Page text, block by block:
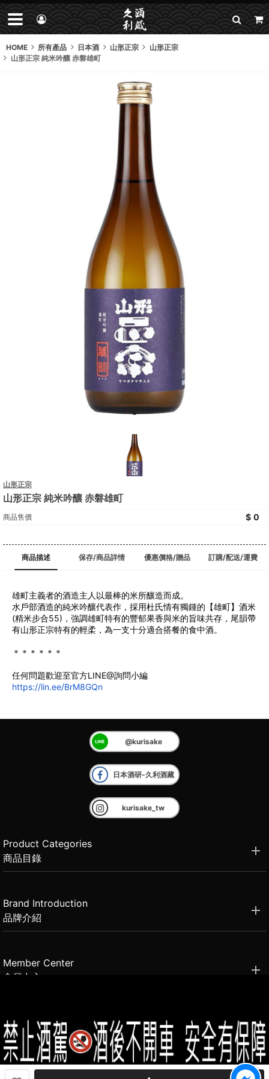
HOME 所有產品 日本酒 山形正宗
山形正宗
山形正宗 純米吟釀 赤磐雄町
山形正宗
山形正宗 純米吟釀 赤磐雄町
商品售價 0
商品描述 保存/商品詳情 優惠價格/贈品 訂購/配送/運費
雄町主義者的酒造主人以最棒的米所釀造而成。
﻿水戶部酒造的純米吟釀代表作，採用杜氏情有獨鍾的【雄町】酒米
(精米步合55)，強調雄町特有的豐郁果香與米的旨味共存，尾韻帶
有山形正宗特有的輕柔，為一支十分適合搭餐的食中酒。
＊＊＊＊＊＊
任何問題歡迎至官方LINE@詢問小編
https://lin.ee/BrM8GQn
@kurisake
日本酒研-久利酒藏
kurisake_tw
Product Categories
商品目錄
Brand Introduction
品牌介紹
Member Center
會員中心
2021思橙國際有限公司 版權所有 禁止轉貼節錄 All rights reserved.